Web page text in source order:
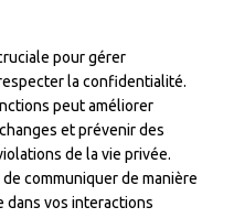
pour gérer
la confidentialité.
peut améliorer
et prévenir des
de la vie privée.
communiquer de manière
vos interactions